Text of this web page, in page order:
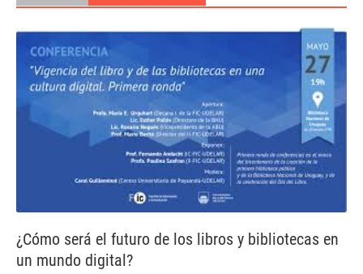
¿Cómo será el futuro de los libros y bibliotecas en
un mundo digital?